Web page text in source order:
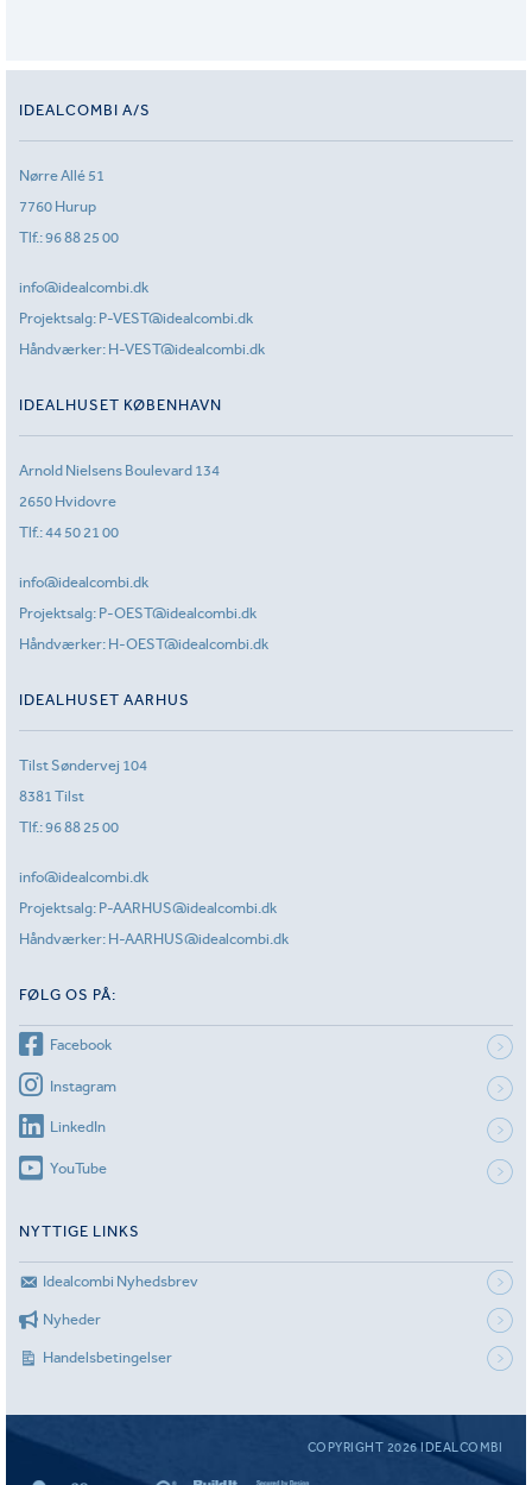
IDEALCOMBI A/S
Nørre Allé 51
7760 Hurup
Tlf.:96 88 25 00
info@idealcombi.dk
Projektsalg: P-VEST@idealcombi.dk
Håndværker: H-VEST@idealcombi.dk
IDEALHUSET KØBENHAVN
Arnold Nielsens Boulevard 134
2650 Hvidovre
Tlf.:44 50 21 00
info@idealcombi.dk
Projektsalg: P-OEST@idealcombi.dk
Håndværker: H-OEST@idealcombi.dk
IDEALHUSET AARHUS
Tilst Søndervej 104
8381 Tilst
Tlf.:96 88 25 00
info@idealcombi.dk
Projektsalg: P-AARHUS@idealcombi.dk
Håndværker: H-AARHUS@idealcombi.dk
FØLG OS PÅ:
Facebook
Instagram
LinkedIn
YouTube
NYTTIGE LINKS
Idealcombi Nyhedsbrev
Nyheder
Handelsbetingelser
COPYRIGHT 2026 IDEALCOMBI